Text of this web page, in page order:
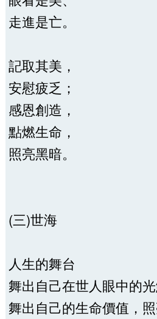
走進是亡。
記取其美，
安慰疲乏；
感恩創造，
點燃生命，
照亮黑暗。
(三)世海
人生的舞台
舞出自己在世人眼中的
舞出自己的生命價值，